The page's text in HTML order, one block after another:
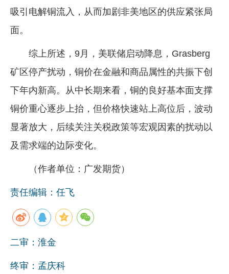
吸引电解铜流入，从而加剧非美地区的供应紧张局
面。
综上所述，9月，美联储启动降息，Grasberg
矿区停产扰动，铜价在金融和商品属性的共振下创
下年内新高。从中长期来看，铜的良好基本面支撑
铜价重心逐步上抬，但价格快速站上高位后，波动
显著放大，后续关注关税政策等宏观因素的扰动以
及需求端的边际变化。
（作者单位：广发期货）
责任编辑：任飞
二审：淮金
终审：孟庆科